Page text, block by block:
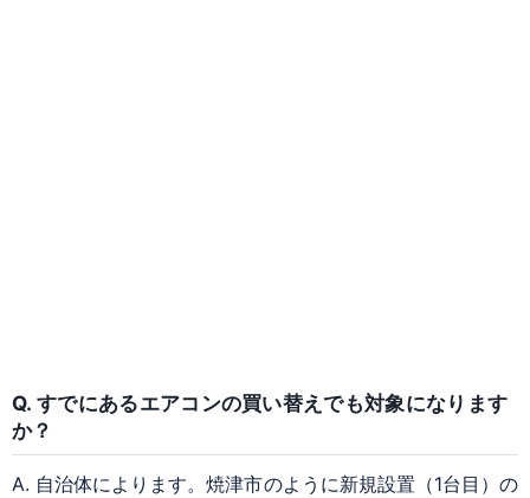
Q. すでにあるエアコンの買い替えでも対象になります
か？
A. 自治体によります。焼津市のように新規設置（1台目）の